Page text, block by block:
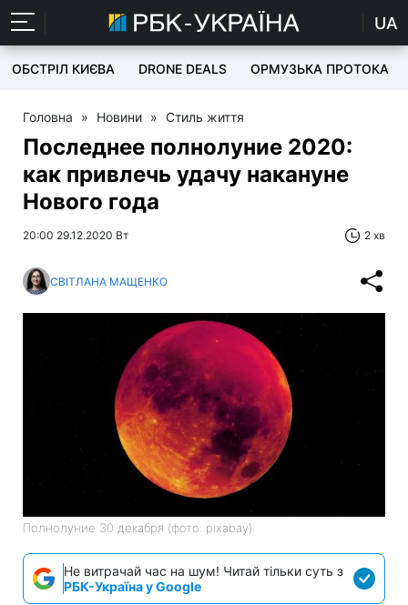
UA
ОБСТРІЛ КИЄВА DRONE DEALS ОРМУЗЬКА ПРОТОКА
Головна » Новини » Стиль життя
Последнее полнолуние 2020:
как привлечь удачу накануне
Нового года
20:00 29.12.2020 Вт 2 хв
СВІТЛАНА МАЩЕНКО
Полнолуние 30 декабря (фото: pixabay)
Не витрачай час на шум! Читай тільки суть з
РБК-Україна у Google